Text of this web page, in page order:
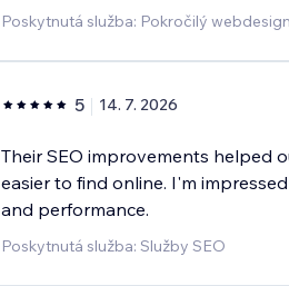
Poskytnutá služba: Pokročilý webdesign
5 14. 7. 2026
Their SEO improvements helped
easier to find online. I'm
and performance.
Poskytnutá služba: Služby SEO